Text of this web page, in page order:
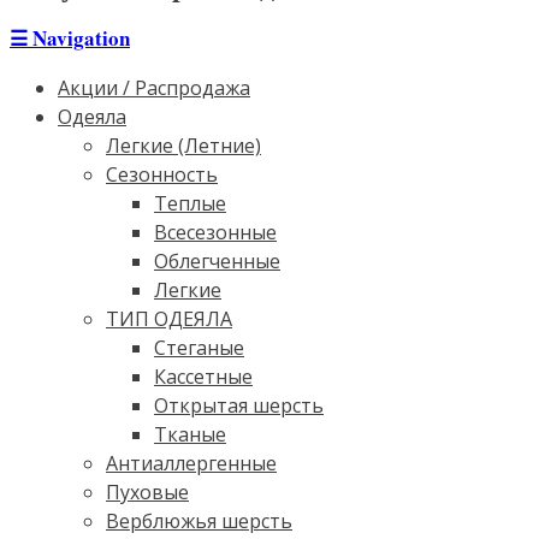
☰Navigation
Акции / Распродажа
Одеяла
Легкие (Летние)
Сезонность
Теплые
Всесезонные
Облегченные
Легкие
ТИП ОДЕЯЛА
Стеганые
Кассетные
Открытая шерсть
Тканые
Антиаллергенные
Пуховые
Верблюжья шерсть